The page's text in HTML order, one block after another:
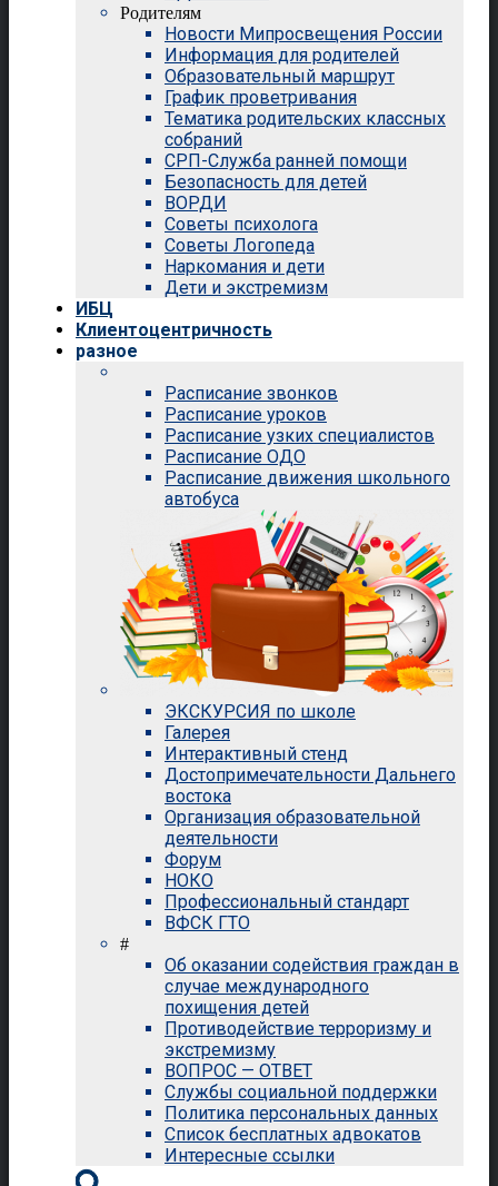
Родителям
Новости Мипросвещения России
Информация для родителей
Образовательный маршрут
График проветривания
Тематика родительских классных
собраний
СРП-Служба ранней помощи
Безопасность для детей
ВОРДИ
Советы психолога
Советы Логопеда
Наркомания и дети
Дети и экстремизм
ИБЦ
Клиентоцентричность
разное
Расписание звонков
Расписание уроков
Расписание узких специалистов
Расписание ОДО
Расписание движения школьного
автобуса
ЭКСКУРСИЯ по школе
Галерея
Интерактивный стенд
Достопримечательности Дальнего
востока
Организация образовательной
деятельности
Форум
НОКО
Профессиональный стандарт
ВФСК ГТО
#
Об оказании содействия граждан в
случае международного
похищения детей
Противодействие терроризму и
экстремизму
ВОПРОС — ОТВЕТ
Службы социальной поддержки
Политика персональных данных
Список бесплатных адвокатов
Интересные ссылки